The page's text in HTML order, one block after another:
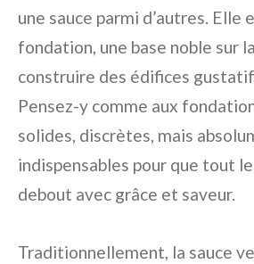
une sauce parmi d’autres. Elle
fondation, une base noble sur
construire des édifices
Pensez-y comme aux
solides, discrètes, mais
indispensables pour que tout
debout avec grâce et saveur.
Traditionnellement, la sauce